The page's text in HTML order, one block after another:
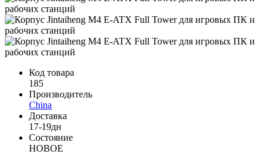
Код товара
185
Производитель
China
Доставка
17-19дн
Состояние
НОВОЕ